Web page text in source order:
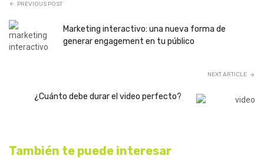
PREVIOUS POST
Marketing interactivo: una nueva forma de
generar engagement en tu público
NEXT ARTICLE
¿Cuánto debe durar el video perfecto?
También te puede interesar